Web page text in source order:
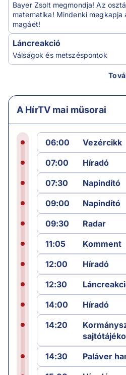
Bayer Zsolt megmondja! Az
matematika! Mindenki megkapja
magáét!
Láncreakció
Válságok és metszéspontok
A HírTV mai műsorai
06:00
Vezércikk
07:00
Híradó
07:30
Napindító
09:00
Napindító
09:30
Radar
11:05
Komment
12:00
Híradó
12:30
14:00
Híradó
14:20
14:30
Paláver